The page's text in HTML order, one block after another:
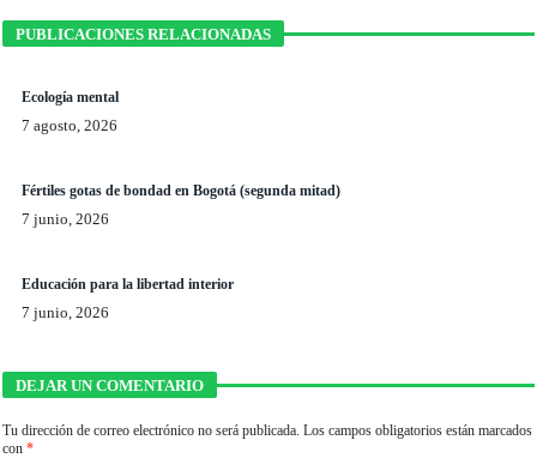
PUBLICACIONES RELACIONADAS
Ecología mental
7 agosto, 2026
Fértiles gotas de bondad en Bogotá (segunda mitad)
7 junio, 2026
Educación para la libertad interior
7 junio, 2026
DEJAR UN COMENTARIO
Tu dirección de correo electrónico no será publicada. Los campos obligatorios están marcados
con*